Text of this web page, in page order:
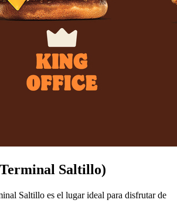
Saltillo)
Saltillo es el lugar ideal para disfrutar de